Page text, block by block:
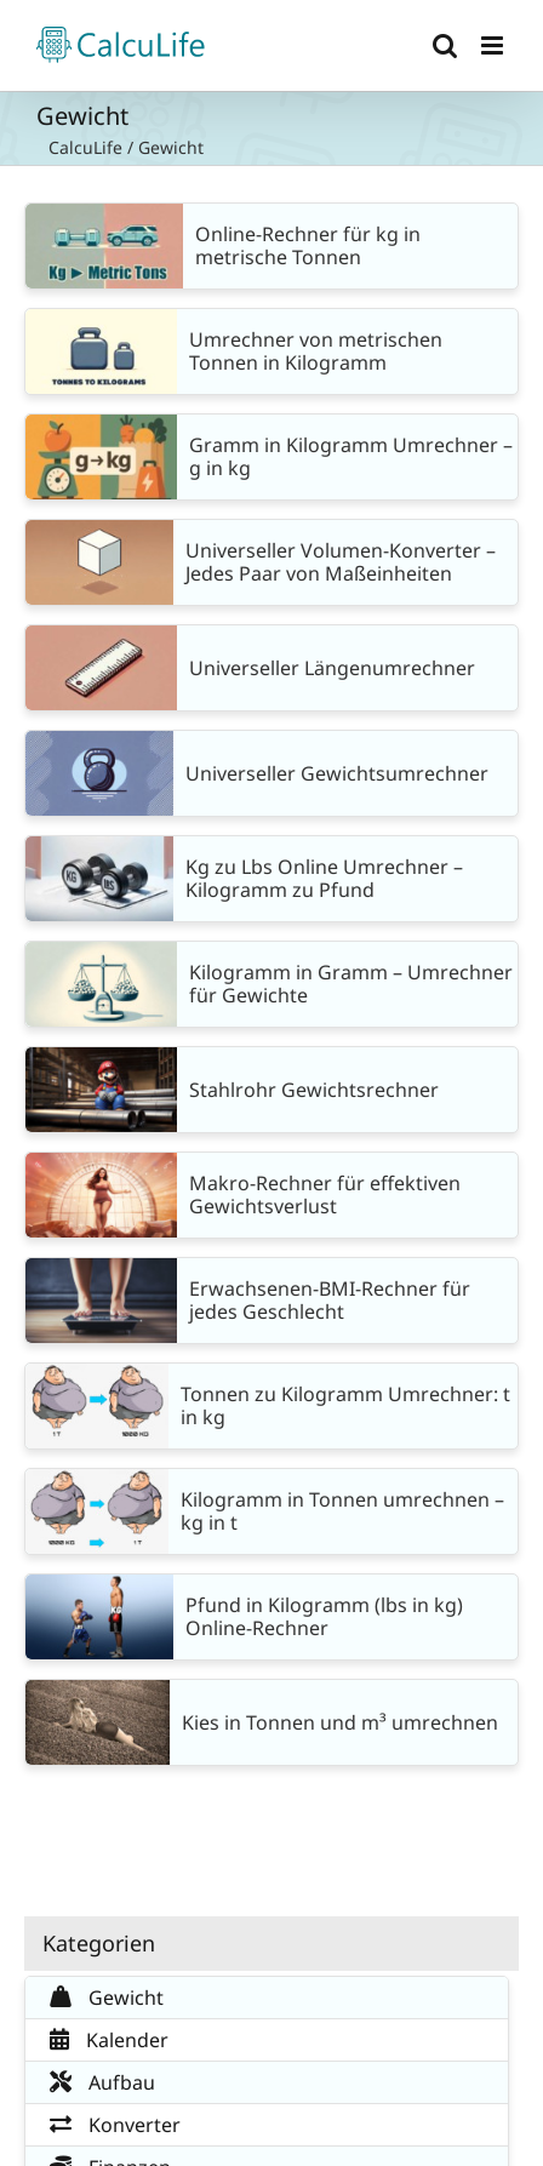
Inhalt
springen
Gewicht
CalcuLife / Gewicht
Online-Rechner für kg in
metrische Tonnen
Umrechner von metrischen
Tonnen in Kilogramm
Gramm in Kilogramm Umrechner –
g in kg
Universeller Volumen-Konverter –
Jedes Paar von Maßeinheiten
Universeller Längenumrechner
Universeller Gewichtsumrechner
Kg zu Lbs Online Umrechner –
Kilogramm zu Pfund
Kilogramm in Gramm – Umrechner
für Gewichte
Stahlrohr Gewichtsrechner
Makro-Rechner für effektiven
Gewichtsverlust
Erwachsenen-BMI-Rechner für
jedes Geschlecht
Tonnen zu Kilogramm Umrechner: t
in kg
Kilogramm in Tonnen umrechnen –
kg in t
Pfund in Kilogramm (lbs in kg)
Online-Rechner
Kies in Tonnen und m³ umrechnen
Kategorien
Gewicht
Kalender
Aufbau
Konverter